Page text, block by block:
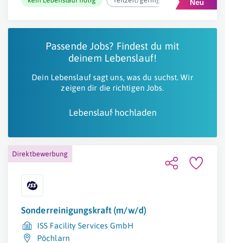
Passende Jobs? Findest du mit
deinem Lebenslauf!
Dein Lebenslauf sagt uns, was du suchst. Wir
zeigen dir die richtigen Jobs.
Lebenslauf hochladen
Direktbewerbung
Sonderreinigungskraft (m/w/d)
ISS Facility Services GmbH
Pöchlarn